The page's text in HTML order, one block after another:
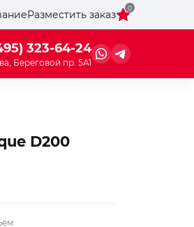
Разместить заказ
0
323-64-24
Береговой пр. 5А1
D200